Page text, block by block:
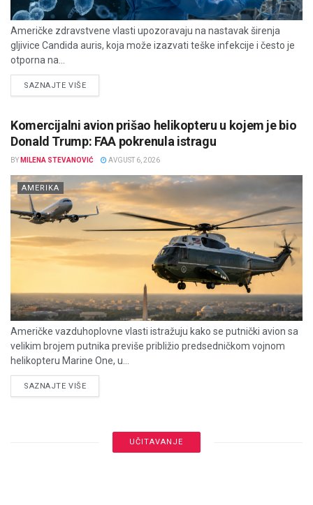
Američke zdravstvene vlasti upozoravaju na nastavak širenja
gljivice Candida auris, koja može izazvati teške infekcije i često je
otporna na...
SAZNAJTE VIŠEDETAILS
Komercijalni avion prišao helikopteru u kojem je bio
Donald Trump: FAA pokrenula istragu
BY MILENA STEVANOVIĆ AVGUST 6, 2026
AMERIKA
Američke vazduhoplovne vlasti istražuju kako se putnički avion sa
velikim brojem putnika previše približio predsedničkom vojnom
helikopteru Marine One, u...
SAZNAJTE VIŠEDETAILS
UČITAVANJE